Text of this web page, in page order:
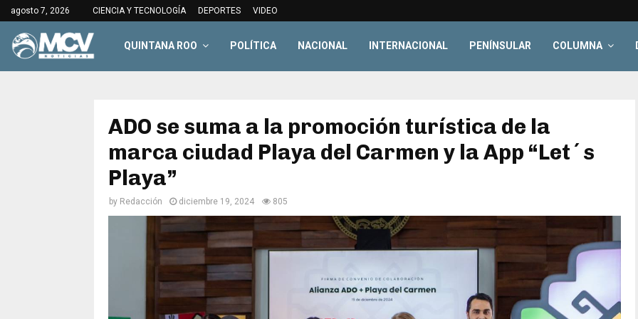
agosto 7, 2026 CIENCIA Y TECNOLOGÍA DEPORTES VIDEO
QUINTANA ROO POLÍTICA NACIONAL INTERNACIONAL PENÍNSULAR COLUMNA
ADO se suma a la promoción turística de la
marca ciudad Playa del Carmen y la App “Let´s
Playa”
by Redacción diciembre 19, 2024 805